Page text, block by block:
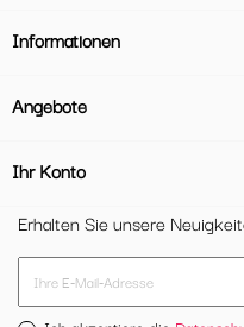
Informationen
Angebote
Ihr Konto
Erhalten Sie unsere